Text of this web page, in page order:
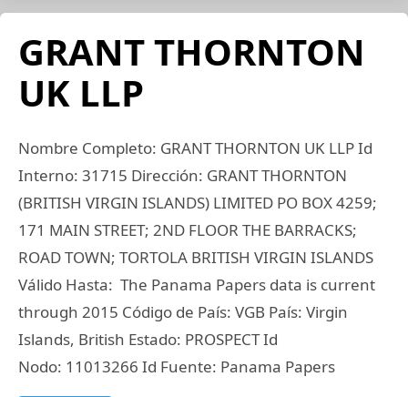
GRANT THORNTON
UK LLP
Nombre Completo: GRANT THORNTON UK LLP Id
Interno: 31715 Dirección: GRANT THORNTON
(BRITISH VIRGIN ISLANDS) LIMITED PO BOX 4259;
171 MAIN STREET; 2ND FLOOR THE BARRACKS;
ROAD TOWN; TORTOLA BRITISH VIRGIN ISLANDS
Válido Hasta: The Panama Papers data is current
through 2015 Código de País: VGB País: Virgin
Islands, British Estado: PROSPECT Id
Nodo: 11013266 Id Fuente: Panama Papers